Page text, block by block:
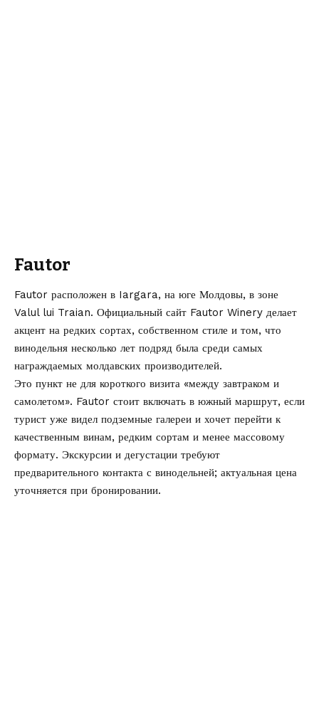
Fautor
Fautor расположен в Iargara, на юге Молдовы, в зоне
Valul lui Traian. Официальный сайт Fautor Winery делает
акцент на редких сортах, собственном стиле и том, что
винодельня несколько лет подряд была среди самых
награждаемых молдавских производителей.
Это пункт не для короткого визита «между завтраком и
самолетом». Fautor стоит включать в южный маршрут, если
турист уже видел подземные галереи и хочет перейти к
качественным винам, редким сортам и менее массовому
формату. Экскурсии и дегустации требуют
предварительного контакта с винодельней; актуальная цена
уточняется при бронировании.